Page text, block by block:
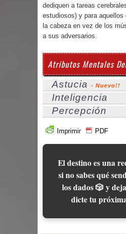
dediquen a tareas
estudiosos) y para aquellos
la cabeza en vez de los
a sus adversarios.
Atributos Mentales
Astucia - Nuevo!!
Inteligencia
Percepción
Imprimir PDF
El destino es una
si no sabes qué
los dados 🎲 y
dicte tu